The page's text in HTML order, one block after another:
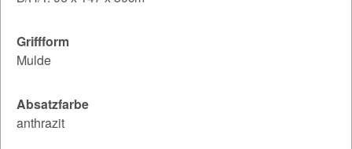
Griffform
Mulde
Absatzfarbe
anthrazit